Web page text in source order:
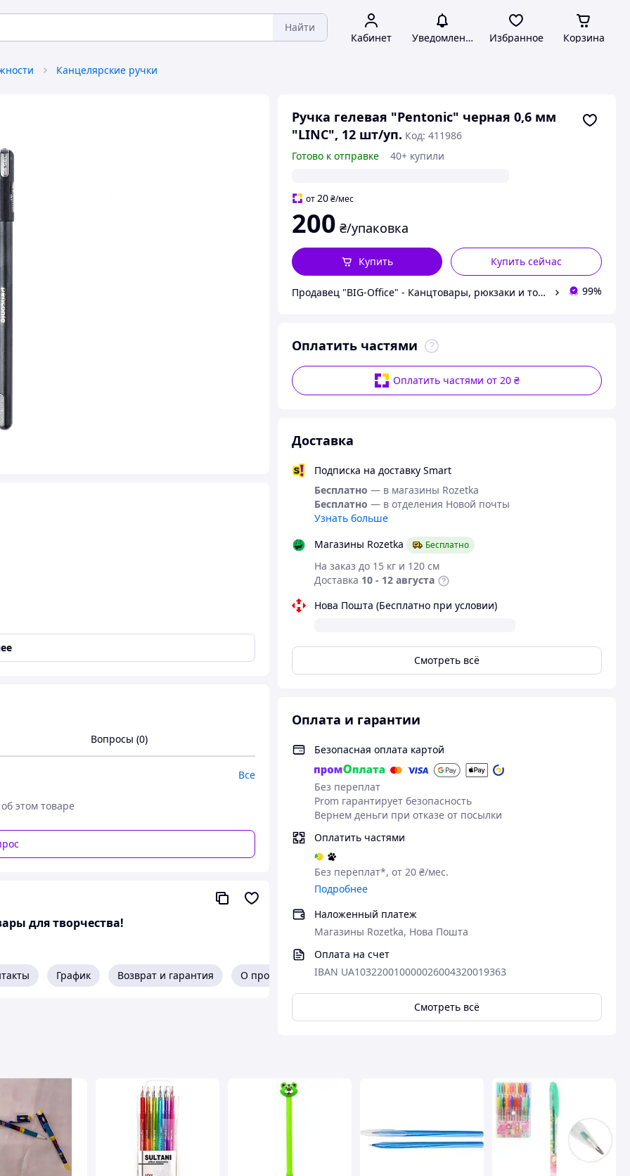
Найти
Кабинет Уведомления Избранное Корзина
Канцелярские ручки
Ручка гелевая "Pentonic" черная 0,6 мм
"LINC", 12 шт/уп. Код: 411986
Готово к отправке
40+ купили
от20 ₴/мес
200 ₴/упаковка
Купить сейчас
Купить
Продавец "BIG-Office" - Канцтовары, рюкзаки и товары для творчества! 99%
Оплатить частями
Оплатить частями от 20 ₴
Доставка
Подписка на доставку Smart
Бесплатно — в магазины Rozetka
Бесплатно — в отделения Новой почты
Узнать больше
Магазины Rozetka
Бесплатно
На заказ до 15 кг и 120 см
Доставка 10 - 12 августа
Нова Пошта (Бесплатно при условии)
Смотреть всё
Оплата и гарантии
Безопасная оплата картой
Без переплат
Prom гарантирует безопасность
Вернем деньги при отказе от посылки
Оплатить частями
Без переплат*, от 20 ₴/мес.
Подробнее
Наложенный платеж
Магазины Rozetka, Нова Пошта
Оплата на счет
IBAN UA103220010000026004320019363
Смотреть всё
чем вы думаете. Этому способствуют
Вопросы (0)
Все
этом товаре
для творчества!
График Возврат и гарантия О продавце